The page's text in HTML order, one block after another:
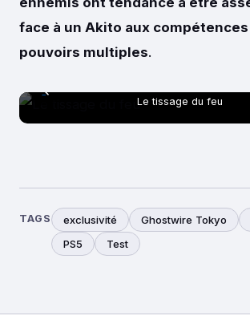
face à un Akito aux
pouvoirs multiples.
Le tissage du feu
TAGS exclusivité Ghostwire Tokyo
PS5
Test